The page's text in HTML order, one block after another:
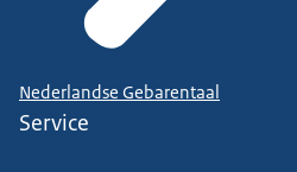
Nederlandse Gebarentaal
Service